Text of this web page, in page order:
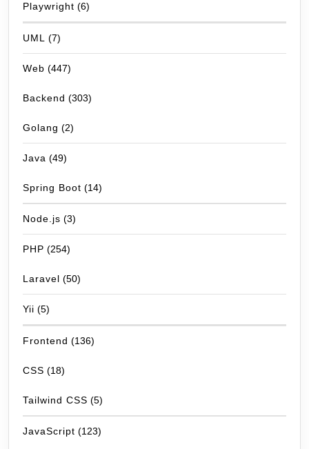
Playwright (6)
UML (7)
Web (447)
Backend (303)
Golang (2)
Java (49)
Spring Boot (14)
Node.js (3)
PHP (254)
Laravel (50)
Yii (5)
Frontend (136)
CSS (18)
Tailwind CSS (5)
JavaScript (123)